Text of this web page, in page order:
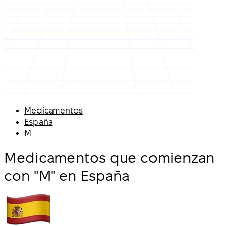
Medicamentos
España
M
Medicamentos que comienzan
con "M" en España